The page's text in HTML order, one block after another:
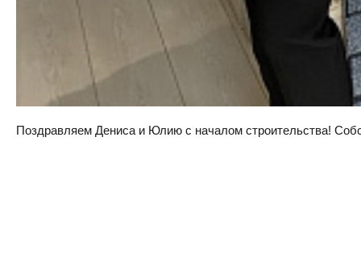
Поздравляем Дениса и Юлию с началом строительства!